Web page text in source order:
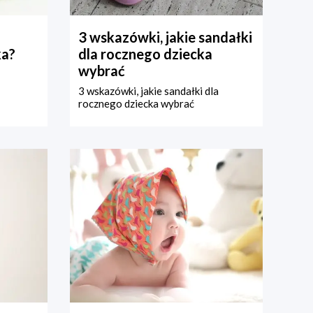
3 wskazówki, jakie sandałki
dla rocznego dziecka
wybrać
3 wskazówki, jakie sandałki dla
rocznego dziecka wybrać